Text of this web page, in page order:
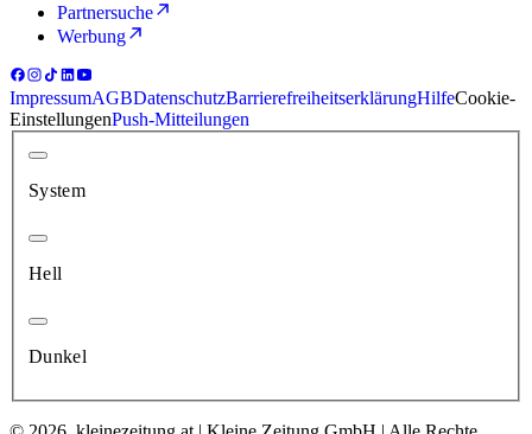
Partnersuche
Werbung
ImpressumAGBDatenschutzBarrierefreiheitserklärungHilfeCookie-
EinstellungenPush-Mitteilungen
System
Hell
Dunkel